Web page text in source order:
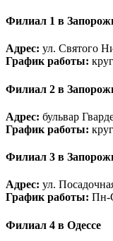
Филиал 1 в
Адрес: ул. Святого
График работы:
Филиал 2 в
Адрес: бульвар
График работы:
Филиал 3 в
Адрес: ул.
График работы: Пн-
Филиал 4 в Одессе